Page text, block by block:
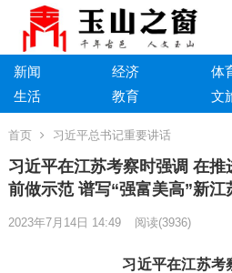
新闻 经济 体
生活
教育 文
首页 习近平总书记重要讲话
习近平在江苏考察时强调 在
前做示范 谱写“强富美高”新
2023年7月14日 14:49 阅读(3936)
习近平在江苏考